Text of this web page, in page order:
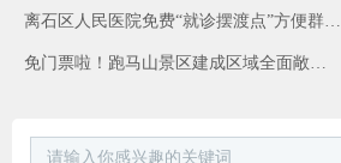
离石区人民医院免费“就诊摆渡点”方便群众
免门票啦！跑马山景区建成区域全面敞开